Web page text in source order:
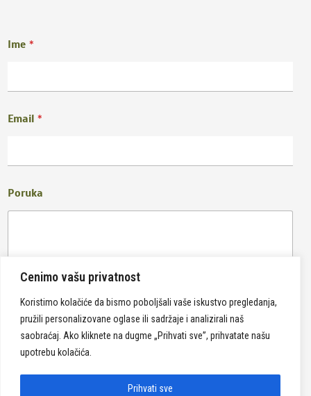
Cenimo vašu privatnost
Koristimo kolačiće da bismo poboljšali vaše iskustvo pregledanja,
pružili personalizovane oglase ili sadržaje i analizirali naš
saobraćaj. Ako kliknete na dugme „Prihvati sve”, prihvatate našu
upotrebu kolačića.
Prihvati sve
Ime *
Email *
Poruka
Pošalji